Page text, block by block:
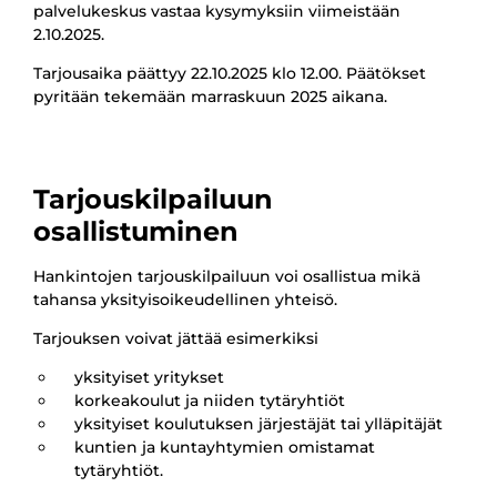
palvelukeskus vastaa kysymyksiin viimeistään
2.10.2025.
Tarjousaika päättyy 22.10.2025 klo 12.00. Päätökset
pyritään tekemään marraskuun 2025 aikana.
Tarjouskilpailuun
osallistuminen
Hankintojen tarjouskilpailuun voi osallistua mikä
tahansa yksityisoikeudellinen yhteisö.
Tarjouksen voivat jättää esimerkiksi
yksityiset yritykset
korkeakoulut ja niiden tytäryhtiöt
yksityiset koulutuksen järjestäjät tai ylläpitäjät
kuntien ja kuntayhtymien omistamat
tytäryhtiöt.